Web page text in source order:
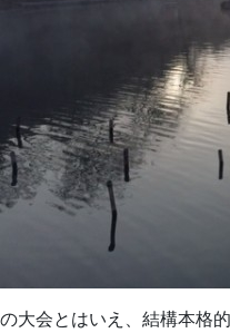
大会とはいえ、結構本格的